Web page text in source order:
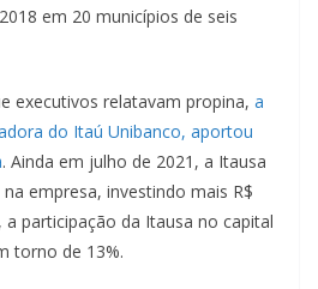
em 20 municípios de seis
executivos relatavam propina, a
do Itaú Unibanco, aportou
. Ainda em julho de 2021, a Itausa
empresa, investindo mais R$
participação da Itausa no capital
torno de 13%.